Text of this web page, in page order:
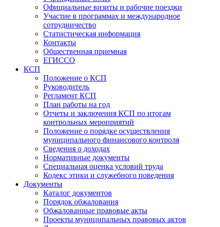
Официальные визиты и рабочие поездки
Участие в программах и международное
сотрудничество
Статистическая информация
Контакты
Общественная приемная
ЕГИССО
КСП
Положение о КСП
Руководитель
Регламент КСП
План работы на год
Отчеты и заключения КСП по итогам
контрольных мероприятий
Положение о порядке осуществления
муниципального финансового контроля
Сведения о доходах
Нормативные документы
Специальная оценка условий труда
Кодекс этики и служебного поведения
Документы
Каталог документов
Порядок обжалования
Обжалованные правовые акты
Проекты муниципальных правовых актов